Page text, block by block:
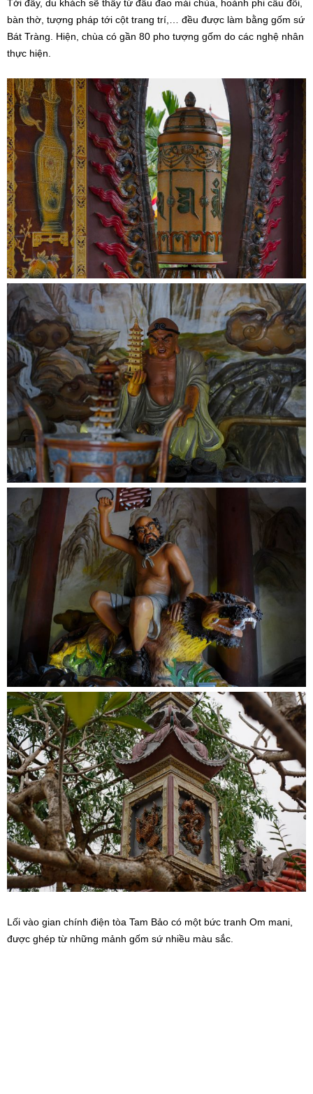
Tới đây, du khách sẽ thấy từ đầu đao mái chùa, hoành phi câu đối,
bàn thờ, tượng pháp tới cột trang trí,… đều được làm bằng gốm sứ
Bát Tràng. Hiện, chùa có gần 80 pho tượng gốm do các nghệ nhân
thực hiện.
Lối vào gian chính điện tòa Tam Bảo có một bức tranh Om mani,
được ghép từ những mảnh gốm sứ nhiều màu sắc.